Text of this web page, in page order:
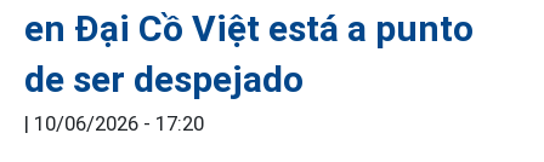
en Đại Cồ Việt está a punto
de ser despejado
| 10/06/2026 - 17:20